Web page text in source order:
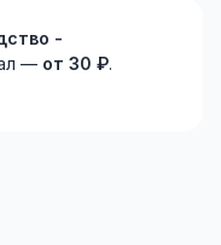
-
— от 30 ₽.